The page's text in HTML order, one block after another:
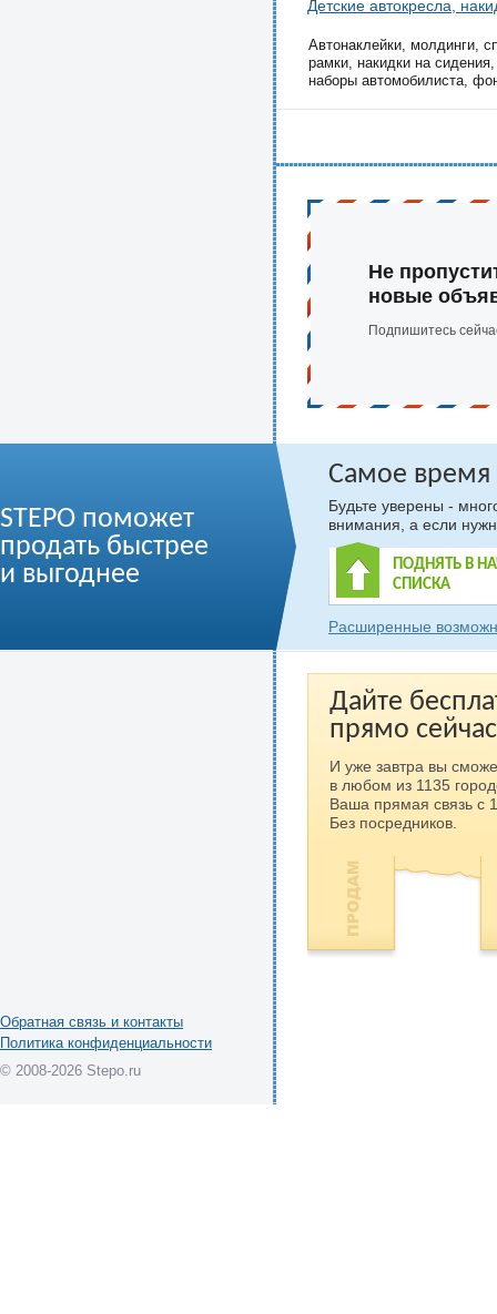
Детские автокресла,
Автонаклейки, молдинги,
рамки, накидки на
наборы автомобилиста,
Не
новые
Подпишитесь
STEPO поможет
продать быстрее
и выгоднее
Самое время
Будьте уверены -
внимания, а если
ПОДНЯТЬ В
СПИСКА
Расширенные
Дайте
прямо
И уже завтра вы
в любом из 1135
Ваша прямая связь с
Без посредников.
Обратная связь и контакты
Политика конфиденциальности
© 2008-2026 Stepo.ru